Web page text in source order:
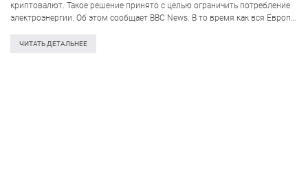
криптовалют. Такое решение принято с целью ограничить потребление
электроэнергии. Об этом сообщает BBC News. В то время как вся Европа
отключают электричество из-за нехватки электроэнергии….
ЧИТАТЬ ДЕТАЛЬНЕЕ